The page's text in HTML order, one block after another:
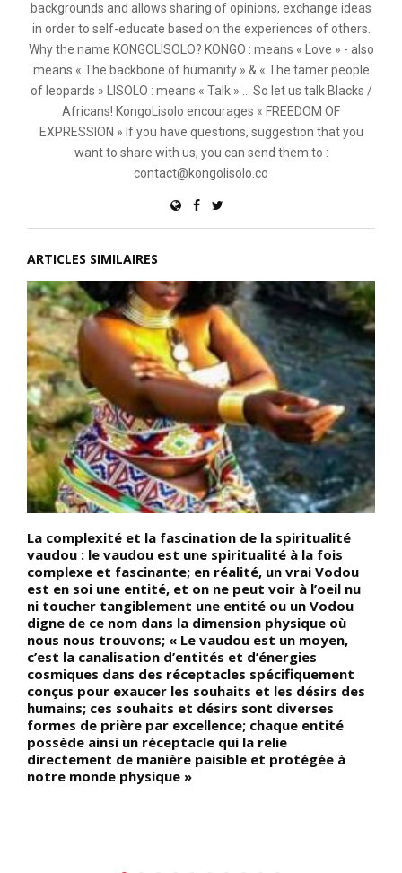
backgrounds and allows sharing of opinions, exchange ideas
in order to self-educate based on the experiences of others.
Why the name KONGOLISOLO? KONGO : means « Love » - also
means « The backbone of humanity » & « The tamer people
of leopards » LISOLO : means « Talk » ... So let us talk Blacks /
Africans! KongoLisolo encourages « FREEDOM OF
EXPRESSION » If you have questions, suggestion that you
want to share with us, you can send them to :
contact@kongolisolo.co
ARTICLES SIMILAIRES
La complexité et la fascination de la spiritualité
vaudou : le vaudou est une spiritualité à la fois
complexe et fascinante; en réalité, un vrai Vodou
est en soi une entité, et on ne peut voir à l’oeil nu
ni toucher tangiblement une entité ou un Vodou
digne de ce nom dans la dimension physique où
nous nous trouvons; « Le vaudou est un moyen,
c’est la canalisation d’entités et d’énergies
cosmiques dans des réceptacles spécifiquement
conçus pour exaucer les souhaits et les désirs des
humains; ces souhaits et désirs sont diverses
formes de prière par excellence; chaque entité
possède ainsi un réceptacle qui la relie
directement de manière paisible et protégée à
notre monde physique »